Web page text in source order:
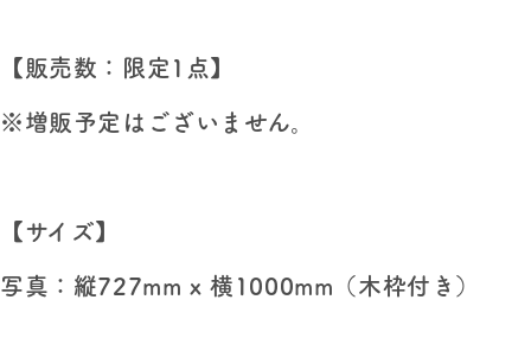
【販売数：限定1点】
※増販予定はございません。
【サイズ】
写真：縦727mm x 横1000mm（木枠付き）